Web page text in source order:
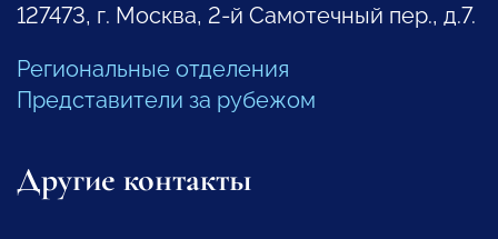
127473, г. Москва, 2-й Самотечный пер., д.7.
Региональные отделения
Представители за рубежом
Другие контакты